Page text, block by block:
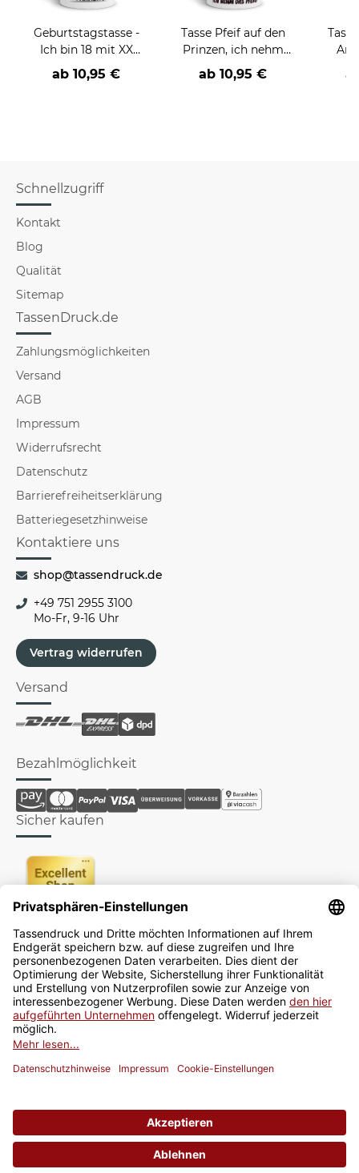
Geburtstagstasse -
Ich bin 18 mit XX
Jahren Erfahrung -
Alter wählbar-
ab 10,95 €
Tasse Pfeif auf den
Prinzen, ich nehm
das Pferd -
verschiedene Farben-
ab 10,95 €
Schnellzugriff
Kontakt
Blog
Qualität
Sitemap
TassenDruck.de
Zahlungsmöglichkeiten
Versand
AGB
Impressum
Widerrufsrecht
Datenschutz
Barrierefreiheitserklärung
Batteriegesetzhinweise
Kontaktiere uns
shop@tassendruck.de
+49 751 2955 3100
Mo-Fr, 9-16 Uhr
Vertrag widerrufen
Versand
Bezahlmöglichkeit
Sicher kaufen
Newsletter